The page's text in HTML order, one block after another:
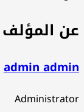
عن المؤلف
admin admin
Administrator